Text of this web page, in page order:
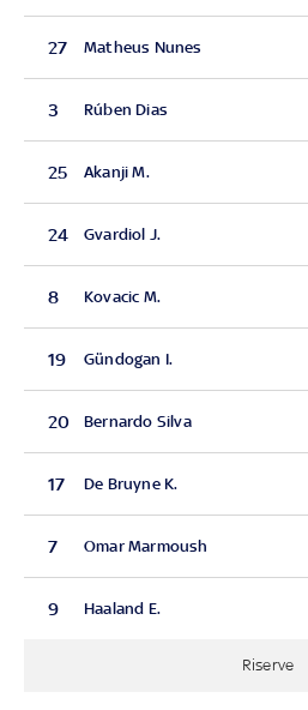
27 Matheus Nunes
3 Rúben Dias
25 Akanji M.
24 Gvardiol J.
8 Kovacic M.
19 Gündogan I.
20 Bernardo Silva
17 De Bruyne K.
7 Omar Marmoush
9 Haaland E.
Riserve